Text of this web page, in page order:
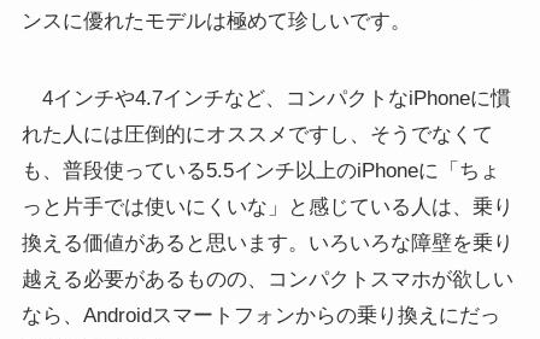
ンスに優れたモデルは極めて珍しいです。
4インチや4.7インチなど、コンパクトなiPhoneに慣
れた人には圧倒的にオススメですし、そうでなくて
も、普段使っている5.5インチ以上のiPhoneに「ちょ
っと片手では使いにくいな」と感じている人は、乗り
換える価値があると思います。いろいろな障壁を乗り
越える必要があるものの、コンパクトスマホが欲しい
なら、Androidスマートフォンからの乗り換えにだっ